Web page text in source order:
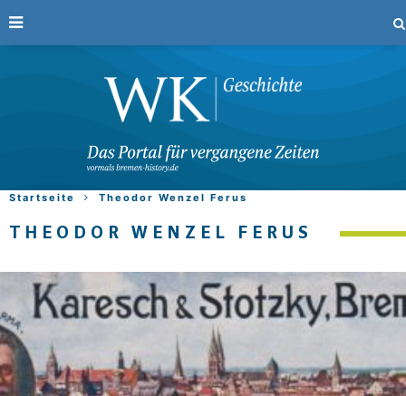
Startseite Theodor Wenzel Ferus
THEODOR WENZEL FERUS